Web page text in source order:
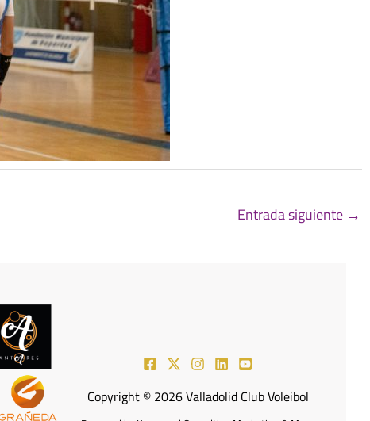
Entrada siguiente →
Copyright © 2026 Valladolid Club Voleibol